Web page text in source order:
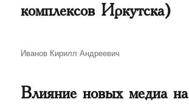
комплексов Иркутска)
Автор
Иванов Кирилл Андреевич
Влияние новых медиа на